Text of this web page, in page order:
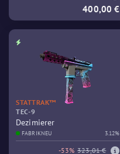
400,00 €
STATTRAK™
TEC-9
Dezimierer
FABRIKNEU 3.12%
-53% 323,01 €